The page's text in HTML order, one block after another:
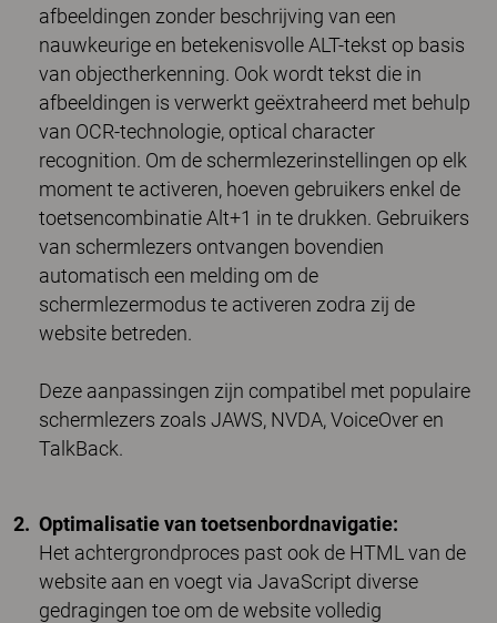
afbeeldingen zonder beschrijving van een
nauwkeurige en betekenisvolle ALT-tekst op basis
van objectherkenning. Ook wordt tekst die in
afbeeldingen is verwerkt geëxtraheerd met behulp
van OCR-technologie, optical character
recognition. Om de schermlezerinstellingen op elk
moment te activeren, hoeven gebruikers enkel de
toetsencombinatie Alt+1 in te drukken. Gebruikers
van schermlezers ontvangen bovendien
automatisch een melding om de
schermlezermodus te activeren zodra zij de
website betreden.
Deze aanpassingen zijn compatibel met populaire
schermlezers zoals JAWS, NVDA, VoiceOver en
TalkBack.
Optimalisatie van toetsenbordnavigatie:
Het achtergrondproces past ook de HTML van de
website aan en voegt via JavaScript diverse
gedragingen toe om de website volledig